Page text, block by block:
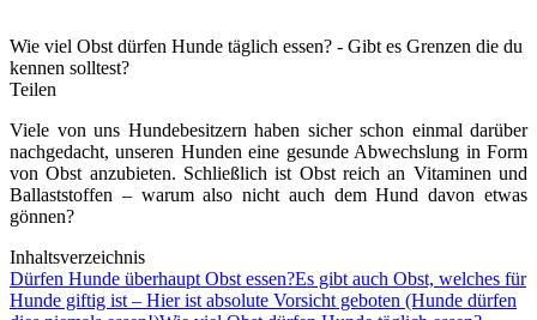
Wie viel Obst dürfen Hunde täglich essen? - Gibt es Grenzen die du
kennen solltest?
Teilen
Viele von uns Hundebesitzern haben sicher schon einmal darüber
nachgedacht, unseren Hunden eine gesunde Abwechslung in Form
von Obst anzubieten. Schließlich ist Obst reich an Vitaminen und
Ballaststoffen – warum also nicht auch dem Hund davon etwas
gönnen?
Inhaltsverzeichnis
Dürfen Hunde überhaupt Obst essen?Es gibt auch Obst, welches für
Hunde giftig ist – Hier ist absolute Vorsicht geboten (Hunde dürfen